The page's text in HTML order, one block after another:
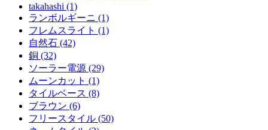
takahashi (1)
ランボルギーニ (1)
フレムスライト (1)
自然石 (42)
銅 (32)
ソーラー電源 (29)
ムーンカット (1)
タイルベース (8)
ブラウン (6)
フリースタイル (50)